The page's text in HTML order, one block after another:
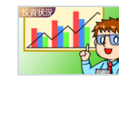
投資状況